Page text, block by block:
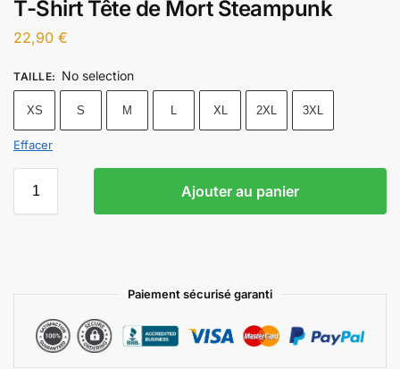
T-Shirt Tête de Mort Steampunk
22,90 €
TAILLE: No selection
XS S M L XL 2XL 3XL
Effacer
Ajouter au panier
Paiement sécurisé garanti